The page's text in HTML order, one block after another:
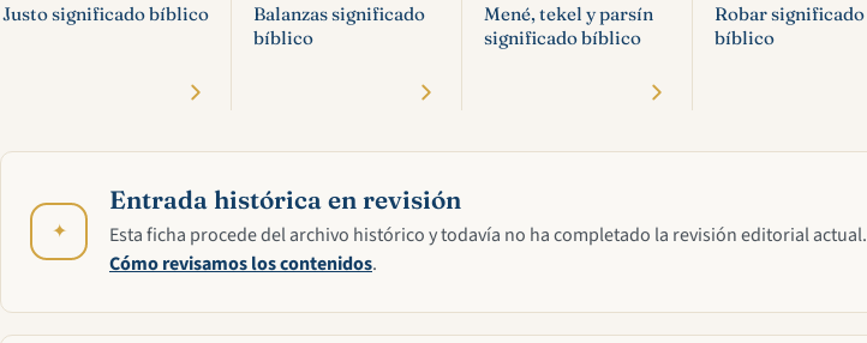
Justo significado bíblico
Balanzas significado
bíblico
Mené, tekel y parsín
significado bíblico
Robar significado
bíblico
✦
Entrada histórica en revisión
Esta ficha procede del archivo histórico y todavía no ha completado la revisión editorial actual.
Cómo revisamos los contenidos.